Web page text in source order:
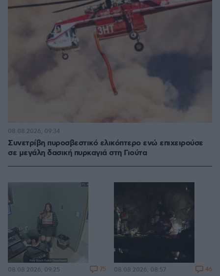
Συνετρίβη πυροσβεστικό ελικόπτερο ενώ επιχειρούσε
σε μεγάλη δασική πυρκαγιά στη Γιούτα
08.08.2026, 09:34
08.08.2026, 09:25 75 08.08.2026, 08:57 46